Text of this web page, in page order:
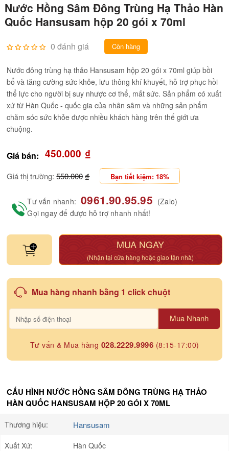
Nước Hồng Sâm Đông Trùng Hạ Thảo Hàn
Quốc Hansusam hộp 20 gói x 70ml
0 đánh giá Còn hàng
Nước đông trùng hạ thảo Hansusam hộp 20 gói x 70ml giúp bồi
bổ và tăng cường sức khỏe, lưu thông khí khuyết, hỗ trợ phục hồi
thể lực cho người bị suy nhược cơ thể, mất sức. Sản phẩm có xuất
xứ từ Hàn Quốc - quốc gia của nhân sâm và những sản phẩm
chăm sóc sức khỏe được nhiều khách hàng trên thế giới ưa
chuộng.
Giá bán: 450.000 ₫
Giá thị trường: 550.000₫ Bạn tiết kiệm: 18%
Tư vấn nhanh: 0961.90.95.95 (Zalo)
Gọi ngay để được hỗ trợ nhanh nhất!
MUA NGAY
(Nhận tại cửa hàng hoặc giao tận nhà)
Mua hàng nhanh bằng 1 click chuột
Mua Nhanh
Tư vấn & Mua hàng 028.2229.9996 (8:15-17:00)
CẤU HÌNH NƯỚC HỒNG SÂM ĐÔNG TRÙNG HẠ THẢO
HÀN QUỐC HANSUSAM HỘP 20 GÓI X 70ML
Thương hiệu: Hansusam
Xuất Xứ:
Hàn Quốc